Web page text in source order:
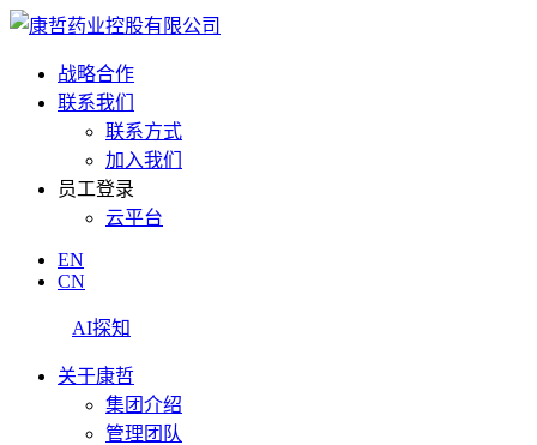
战略合作
联系我们
联系方式
加入我们
员工登录
云平台
EN
CN
AI探知
关于康哲
集团介绍
管理团队